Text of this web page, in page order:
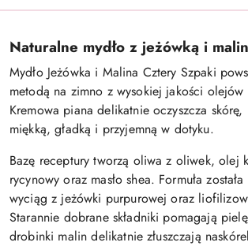
Naturalne mydło z jeżówką i
Mydło Jeżówka i Malina Cztery Szpaki
metodą na zimno z wysokiej jakości olejów
Kremowa piana delikatnie oczyszcza
miękką, gładką i przyjemną w dotyku.
Bazę receptury tworzą oliwa z oliwek, olej
rycynowy oraz masło shea. Formuła
wyciąg z jeżówki purpurowej oraz
Starannie dobrane składniki pomagają
drobinki malin delikatnie złuszczają